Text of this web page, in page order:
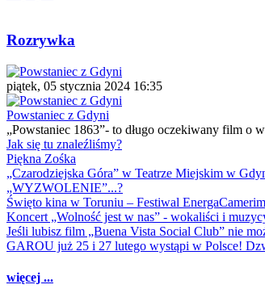
Rozrywka
piątek, 05 stycznia 2024 16:35
Powstaniec z Gdyni
„Powstaniec 1863”- to długo oczekiwany film o
Jak się tu znaleźliśmy?
Piękna Zośka
„Czarodziejska Góra” w Teatrze Miejskim w
„WYZWOLENIE”...?
Święto kina w Toruniu – Festiwal
Koncert „Wolność jest w nas” - wokaliści i
Jeśli lubisz film „Buena Vista Social Club” nie
GAROU już 25 i 27 lutego wystąpi w Polsce!
więcej ...